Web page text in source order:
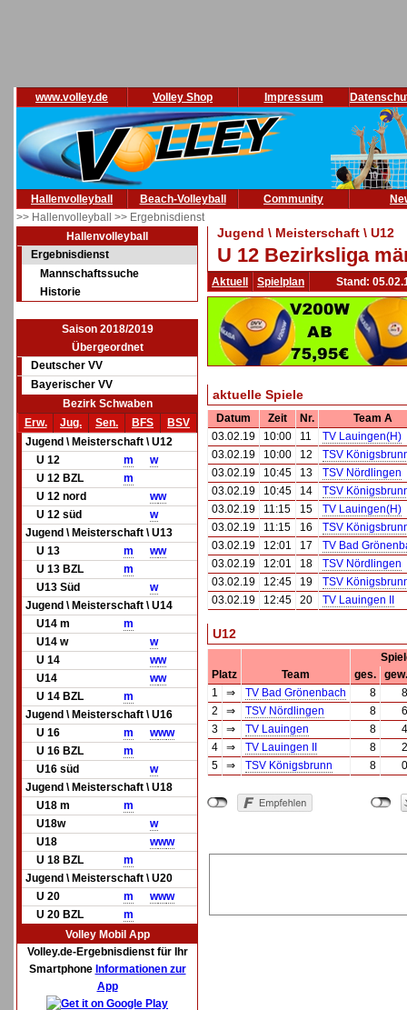
www.volley.de Volley Shop Impressum
Hallenvolleyball Beach-Volleyball Community
>> Hallenvolleyball >> Ergebnisdienst
Hallenvolleyball
Ergebnisdienst
Mannschaftssuche
Historie
Saison 2018/2019
Übergeordnet
Deutscher VV
Bayerischer VV
Bezirk Schwaben
Erw.
Jug. Sen. BFS
BSV
Jugend \ Meisterschaft \ U12
U 12
m
w
U 12 BZL
m
U 12 nord
ww
U 12 süd
w
Jugend \ Meisterschaft \ U13
U 13
m ww
U 13 BZL
m
U13 Süd
w
Jugend \ Meisterschaft \ U14
U14 m
m
U14 w
w
U 14
ww
U14
ww
U 14 BZL
m
Jugend \ Meisterschaft \ U16
U 16
m www
U 16 BZL
m
U16 süd
w
Jugend \ Meisterschaft \ U18
U18 m
m
U18w
w
U18
www
U 18 BZL
m
Jugend \ Meisterschaft \ U20
U 20
m www
U 20 BZL
m
Volley Mobil App
Volley.de-Ergebnisdienst für Ihr
Smartphone Informationen zur
App
Jugend \ Meisterschaft \ U12
U 12 Bezirksliga
Aktuell Spielplan Stand:
aktuelle Spiele
Datum Zeit Nr.
Team A
03.02.19
10:00 11
TV Lauingen(H)
03.02.19
10:00 12
TSV
03.02.19
10:45 13
TSV Nördlingen
03.02.19
10:45 14
TSV
03.02.19
11:15 15
TV Lauingen(H)
03.02.19
11:15 16
TSV
03.02.19
12:01 17
TV Bad
03.02.19
12:01 18
TSV Nördlingen
03.02.19
12:45 19
TSV
03.02.19
12:45 20 TV Lauingen II
U12
Platz
Team ges.
gew.
1
⇒ TV Bad Grönenbach 8
8
2
⇒ TSV Nördlingen 8
6
3
⇒ TV Lauingen 8
4
4
⇒ TV Lauingen II 8
2
5
⇒ TSV Königsbrunn 8 0